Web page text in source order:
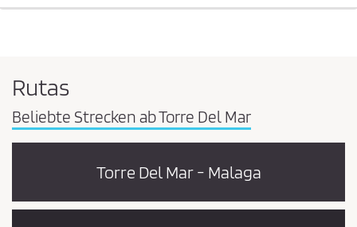
Rutas
Beliebte Strecken ab Torre Del Mar
Torre Del Mar - Malaga